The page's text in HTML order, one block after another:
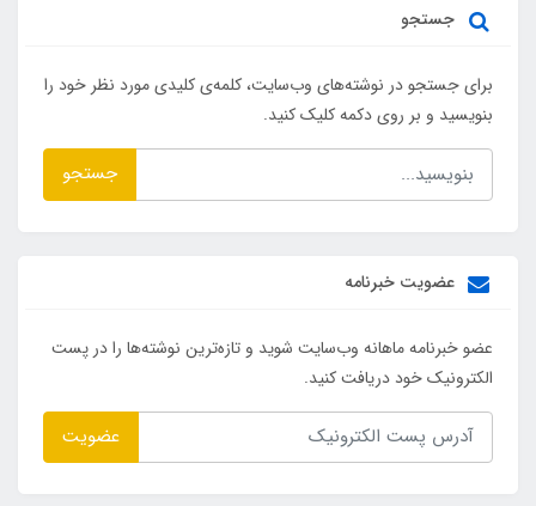
جستجو
برای جستجو در نوشته‌های وب‌سایت، کلمه‌ی کلیدی مورد نظر خود را
بنویسید و بر روی دکمه کلیک کنید.
جستجو
عضویت خبرنامه
عضو خبرنامه ماهانه وب‌سایت شوید و تازه‌ترین نوشته‌ها را در پست
الکترونیک خود دریافت کنید.
عضویت